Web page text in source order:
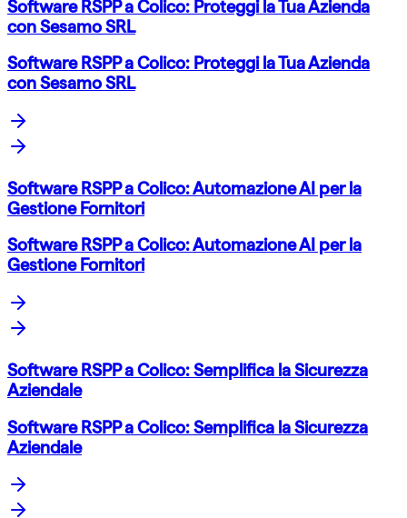
Software RSPP a Colico: Proteggi la Tua Azienda
con Sesamo SRL
Software RSPP a Colico: Proteggi la Tua Azienda
con Sesamo SRL
Software RSPP a Colico: Automazione AI per la
Gestione Fornitori
Software RSPP a Colico: Automazione AI per la
Gestione Fornitori
Software RSPP a Colico: Semplifica la Sicurezza
Aziendale
Software RSPP a Colico: Semplifica la Sicurezza
Aziendale